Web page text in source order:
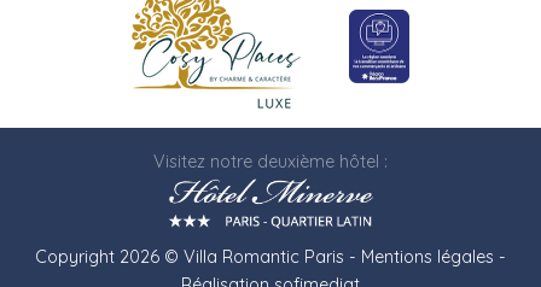
Visitez notre deuxième hôtel :
Copyright 2026 © Villa Romantic Paris - Mentions légales -